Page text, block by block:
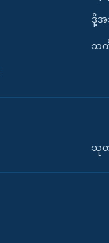
ဒို့
သ
သုတ